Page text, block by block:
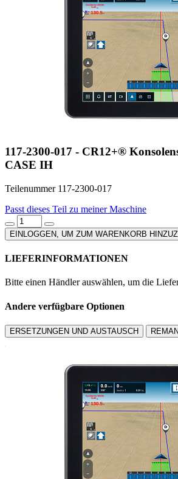
117-2300-017 - CR12+®
CASE IH
Teilenummer 117-2300-017
Passt dieses Teil zu meiner Maschine
EINLOGGEN, UM ZUM WARENKORB
LIEFERINFORMATIONEN
Bitte einen Händler auswählen, um die
Andere verfügbare Optionen
ERSETZUNGEN UND AUSTAUSCH REMAN